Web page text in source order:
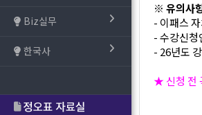
Biz실무
한국사
※ 유의사
- 이패스
- 수강신청
- 26년도
★ 신청 전